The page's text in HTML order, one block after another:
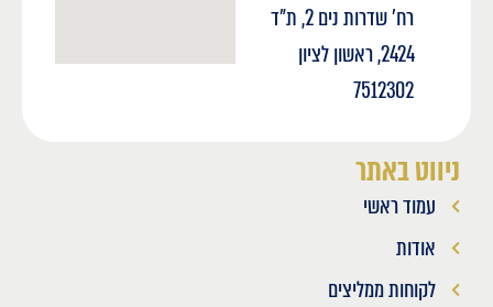
ניווט באתר
עמוד ראשי
אודות
לקוחות ממליצים
רח' שדרות נים 2, ת"ד
2424, ראשון לציון
7512302